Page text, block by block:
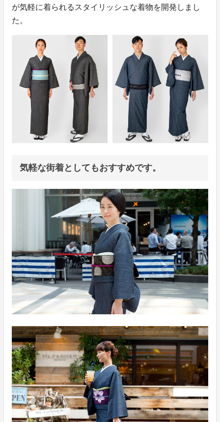
が気軽に着られるスタイリッシュな着物を開発しまし
た。
気軽な街着としてもおすすめです。